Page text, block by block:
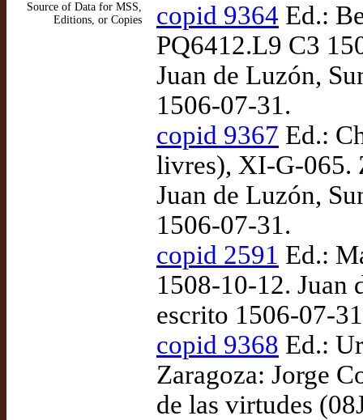
Source of Data for MSS,
Editions, or Copies
copid 9364 Ed.:
PQ6412.L9 C3
Juan de Luzón,
1506-07-31.
copid 9367 Ed.:
livres), XI-G-065.
Juan de Luzón,
1506-07-31.
copid 2591 Ed.:
1508-10-12. Juan
escrito 1506-07-
copid 9368 Ed.:
Zaragoza: Jorge
de las virtudes